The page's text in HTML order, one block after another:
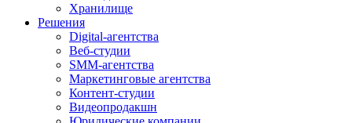
Хранилище
Решения
Digital-агентства
Веб-студии
SMM-агентства
Маркетинговые агентства
Контент-студии
Видеопродакшн